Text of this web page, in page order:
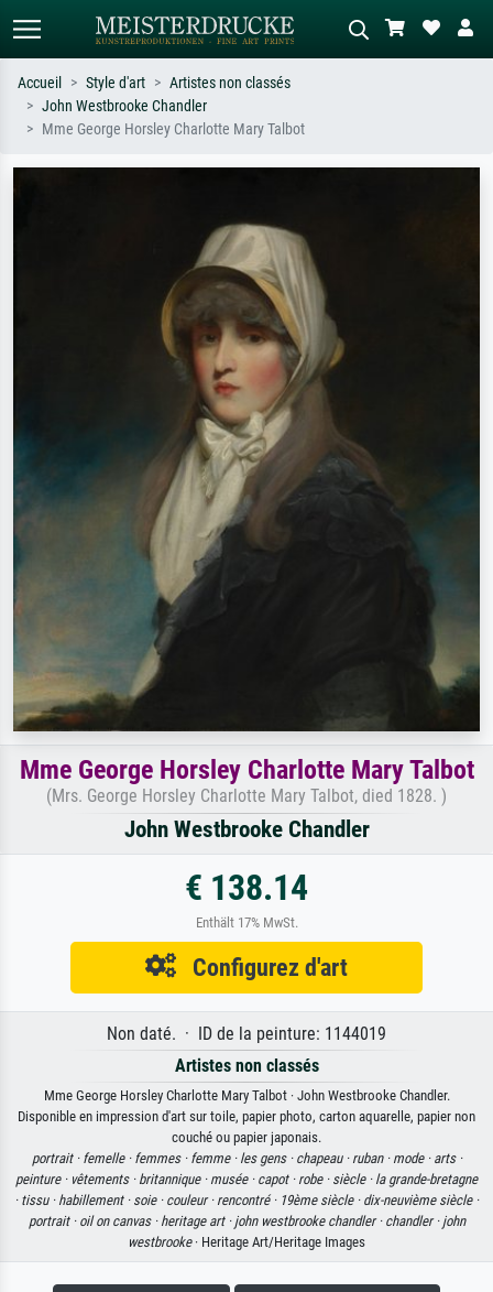
Recherche standard
Accueil Style d'art
Artistes non classés
John Westbrooke Chandler
Mme George Horsley Charlotte Mary Talbot
Mme George Horsley Charlotte Mary Talbot
(Mrs. George Horsley Charlotte Mary Talbot, died 1828. )
John Westbrooke Chandler
€ 138.14
Enthält 17% MwSt.
Configurez d'art
Non daté. · ID de la peinture: 1144019
Artistes non classés
Mme George Horsley Charlotte Mary Talbot · John Westbrooke Chandler.
Disponible en impression d'art sur toile, papier photo, carton aquarelle, papier non
couché ou papier japonais.
portrait · femelle · femmes · femme · les gens · chapeau · ruban · mode · arts ·
peinture · vêtements · britannique · musée · capot · robe · siècle · la grande-bretagne
· tissu · habillement · soie · couleur · rencontré · 19ème siècle · dix-neuvième siècle ·
portrait · oil on canvas · heritage art · john westbrooke chandler · chandler · john
westbrooke· Heritage Art/Heritage Images